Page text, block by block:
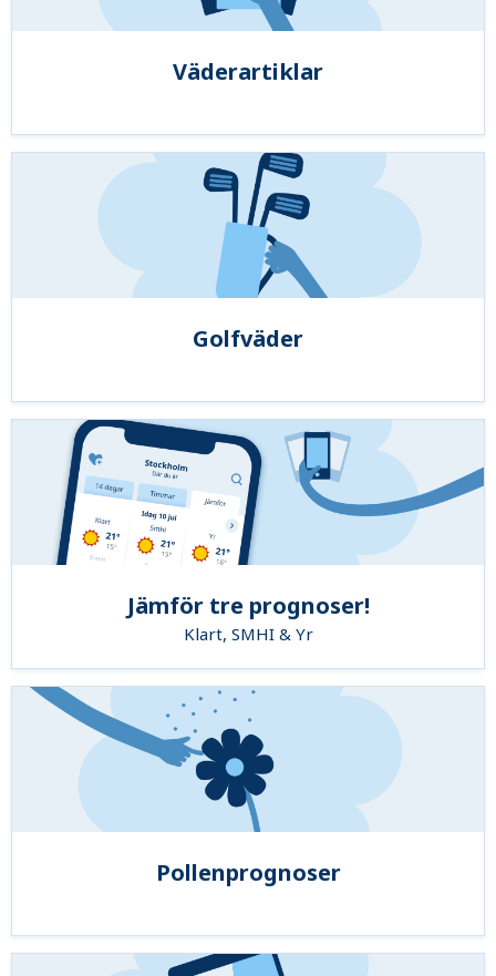
Väderartiklar
Golfväder
Jämför tre prognoser!
Klart, SMHI & Yr
Pollenprognoser